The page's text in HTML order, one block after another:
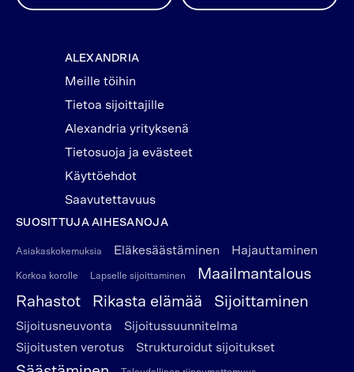
ALEXANDRIA
Meille töihin
Tietoa sijoittajille
Alexandria yrityksenä
Tietosuoja ja evästeet
Käyttöehdot
Saavutettavuus
SUOSITTUJA AIHESANOJA
Asiakaskokemuksia Eläkesäästäminen Hajauttaminen
Korkoa korolle Lapselle sijoittaminen
Maailmantalous
Rahastot
Rikasta elämää Sijoittaminen
Sijoitusneuvonta
Sijoitussuunnitelma
Sijoitusten verotus
Strukturoidut sijoitukset